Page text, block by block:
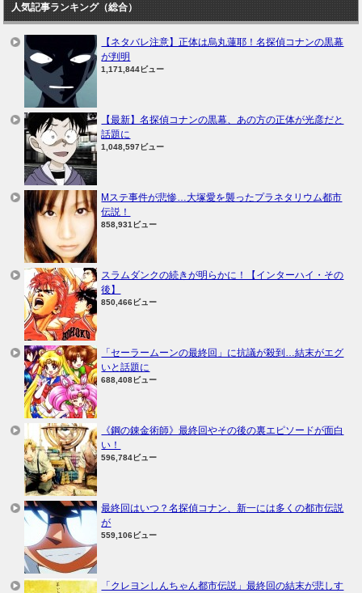
人気記事ランキング（総合）
【ネタバレ注意】正体は烏丸蓮耶！名探偵コナンの黒幕
が判明
1,171,844ビュー
【最新】名探偵コナンの黒幕、あの方の正体が光彦だと
話題に
1,048,597ビュー
Mステ事件が悲惨…大塚愛を襲ったプラネタリウム都市
伝説！
858,931ビュー
スラムダンクの続きが明らかに！【インターハイ・その
後】
850,466ビュー
「セーラームーンの最終回」に抗議が殺到…結末がエグ
いと話題に
688,408ビュー
《鋼の錬金術師》最終回やその後の裏エピソードが面白
い！
596,784ビュー
最終回はいつ？名探偵コナン、新一には多くの都市伝説
が
559,106ビュー
「クレヨンしんちゃん都市伝説」最終回の結末が悲しす